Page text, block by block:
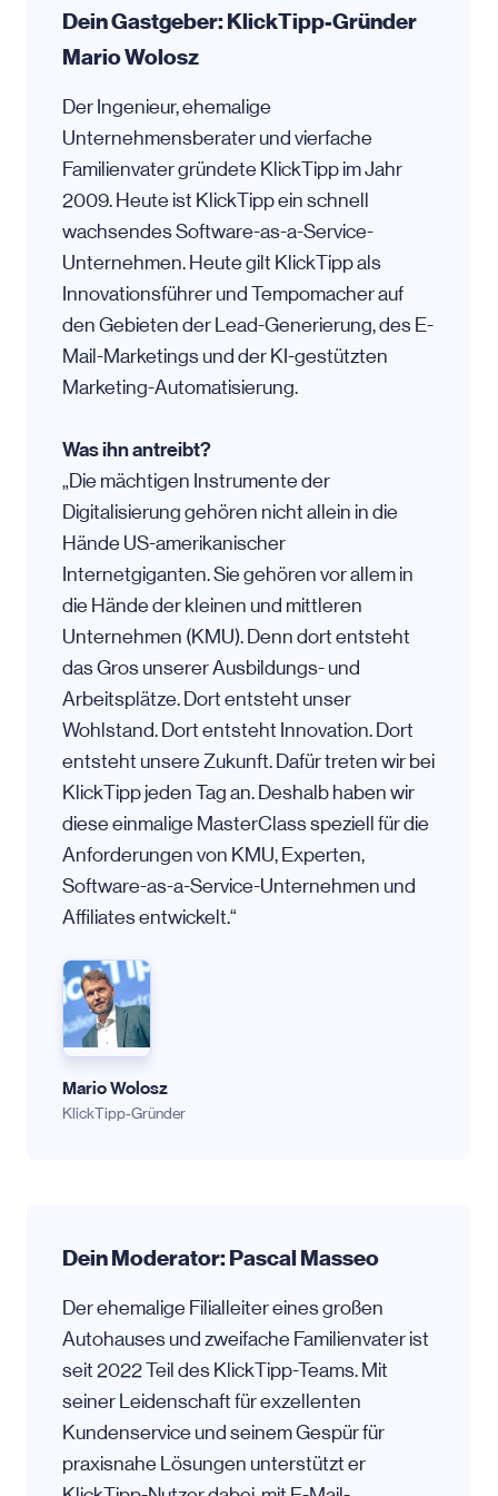
Dein Gastgeber: KlickTipp-Gründer
Mario Wolosz
Der Ingenieur, ehemalige
Unternehmensberater und vierfache
Familienvater gründete KlickTipp im Jahr
2009. Heute ist KlickTipp ein schnell
wachsendes Software-as-a-Service-
Unternehmen. Heute gilt KlickTipp als
Innovationsführer und Tempomacher auf
den Gebieten der Lead-Generierung, des E-
Mail-Marketings und der KI-gestützten
Marketing-Automatisierung.
Was ihn antreibt?
„Die mächtigen Instrumente der
Digitalisierung gehören nicht allein in die
Hände US-amerikanischer
Internetgiganten. Sie gehören vor allem in
die Hände der kleinen und mittleren
Unternehmen (KMU). Denn dort entsteht
das Gros unserer Ausbildungs- und
Arbeitsplätze. Dort entsteht unser
Wohlstand. Dort entsteht Innovation. Dort
entsteht unsere Zukunft. Dafür treten wir bei
KlickTipp jeden Tag an. Deshalb haben wir
diese einmalige MasterClass speziell für die
Anforderungen von KMU, Experten,
Software-as-a-Service-Unternehmen und
Affiliates entwickelt.“
Mario Wolosz
KlickTipp-Gründer
Dein Moderator: Pascal Masseo
Der ehemalige Filialleiter eines großen
Autohauses und zweifache Familienvater ist
seit 2022 Teil des KlickTipp-Teams. Mit
seiner Leidenschaft für exzellenten
Kundenservice und seinem Gespür für
praxisnahe Lösungen unterstützt er